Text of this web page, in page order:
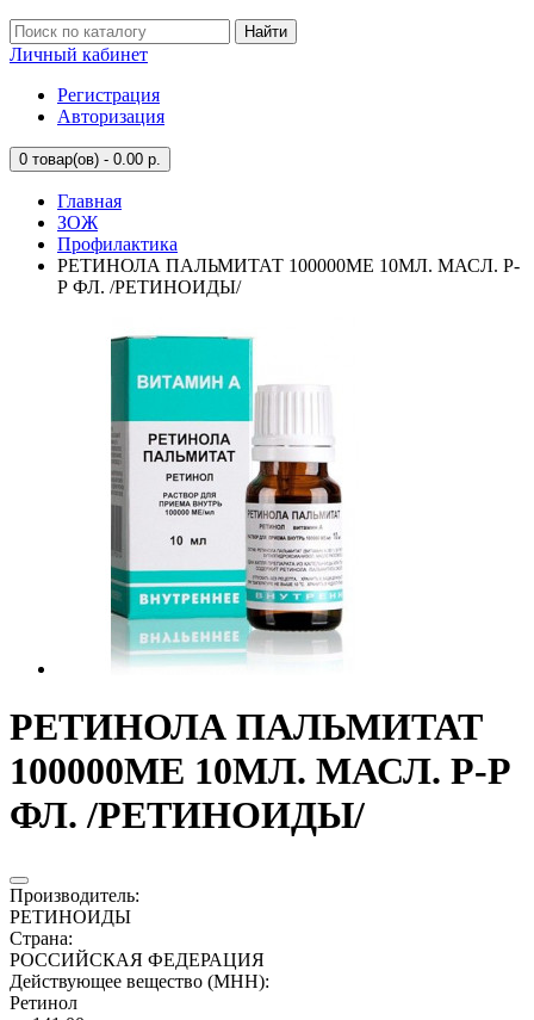
Найти
Личный кабинет
Регистрация
Авторизация
0 товар(ов) - 0.00 р.
Главная
ЗОЖ
Профилактика
РЕТИНОЛА ПАЛЬМИТАТ 100000МЕ 10МЛ. МАСЛ. Р-
Р ФЛ. /РЕТИНОИДЫ/
РЕТИНОЛА ПАЛЬМИТАТ
100000МЕ 10МЛ. МАСЛ. Р-Р
ФЛ. /РЕТИНОИДЫ/
Производитель:
РЕТИНОИДЫ
Страна:
РОССИЙСКАЯ ФЕДЕРАЦИЯ
Действующее вещество (МНН):
Ретинол